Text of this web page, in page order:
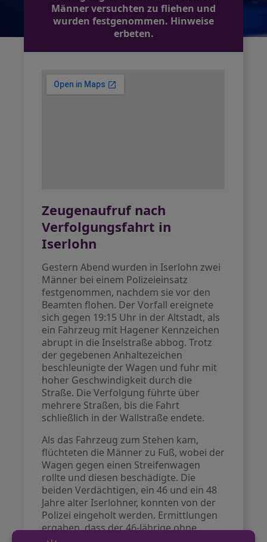
Männer versuchten zu fliehen und
wurden festgenommen. Hinweise
erbeten.
Zeugenaufruf nach
Verfolgungsfahrt in
Iserlohn
Gestern Abend wurden in Iserlohn zwei
Männer bei einem Polizeieinsatz
festgenommen, nachdem sie vor den
Beamten flohen. Der Vorfall ereignete
sich gegen 19:15 Uhr in der Altstadt, als
ein Fahrzeug mit Hagener Kennzeichen
abrupt in die Inselstraße abbog. Trotz
der gegebenen Anhaltezeichen
beschleunigte der Wagen und fuhr mit
hoher Geschwindigkeit durch die
Straße. Die Verfolgung führte über
mehrere Straßen, bis die Fahrt
schließlich in der Wallstraße endete.
Als das Fahrzeug zum Stehen kam,
flüchteten die Männer zu Fuß, wobei der
Wagen gegen einen Streifenwagen
rollte und diesen beschädigte. Die
beiden Verdächtigen, ein 46 und ein 48
Jahre alter Iserlohner, konnten von der
Polizei eingeholt werden. Ermittlungen
ergaben, dass der 46-Jährige ohne